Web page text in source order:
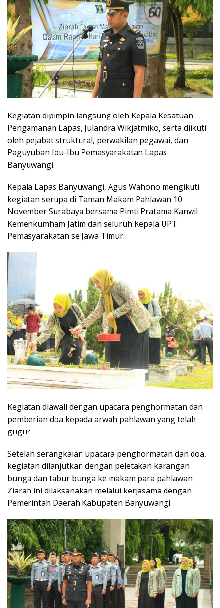
Kegiatan dipimpin langsung oleh Kepala Kesatuan
Pengamanan Lapas, Julandra Wikjatmiko, serta diikuti
oleh pejabat struktural, perwakilan pegawai, dan
Paguyuban Ibu-Ibu Pemasyarakatan Lapas
Banyuwangi.
Kepala Lapas Banyuwangi, Agus Wahono mengikuti
kegiatan serupa di Taman Makam Pahlawan 10
November Surabaya bersama Pimti Pratama Kanwil
Kemenkumham Jatim dan seluruh Kepala UPT
Pemasyarakatan se Jawa Timur.
Kegiatan diawali dengan upacara penghormatan dan
pemberian doa kepada arwah pahlawan yang telah
gugur.
Setelah serangkaian upacara penghormatan dan doa,
kegiatan dilanjutkan dengan peletakan karangan
bunga dan tabur bunga ke makam para pahlawan.
Ziarah ini dilaksanakan melalui kerjasama dengan
Pemerintah Daerah Kabupaten Banyuwangi.